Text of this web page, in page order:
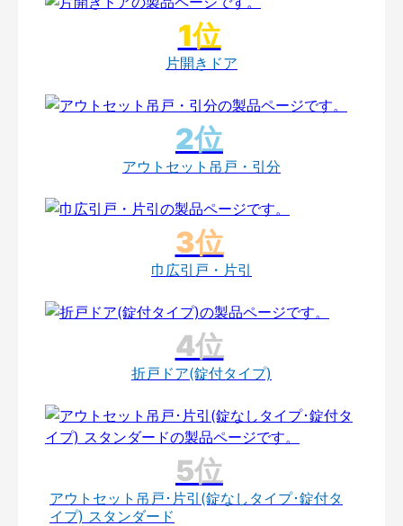
片開きドア
アウトセット吊戸・引分
巾広引戸・片引
折戸ドア(錠付タイプ)
アウトセット吊戸･片引(錠なしタイプ･錠付タ
イプ) スタンダード